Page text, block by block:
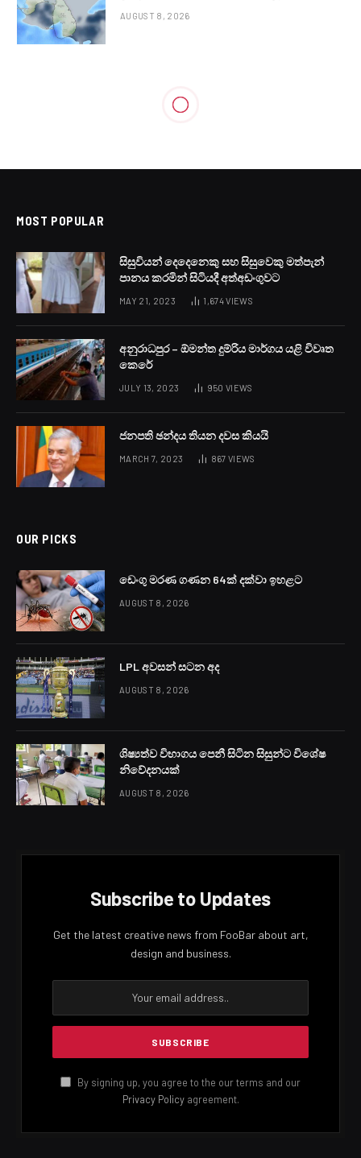
AUGUST 8, 2026
MOST POPULAR
සිසුවියන් දෙදෙනෙකු සහ සිසුවෙකු මත්පැන්
පානය කරමින් සිටියදී අත්අඩංගුවට
MAY 21, 2023 1,674VIEWS
අනුරාධපුර – ඕමන්ත දුම්රිය මාර්ගය යළි විවෘත
කෙරේ
JULY 13, 2023 950 VIEWS
ජනපති ඡන්දය තියන දවස කියයි
MARCH 7, 2023 867 VIEWS
OUR PICKS
ඩෙංගු මරණ ගණන 64ක් දක්වා ඉහළට
AUGUST 8, 2026
LPL අවසන් සටන අද
AUGUST 8, 2026
ශිෂ්‍යත්ව විභාගය පෙනී සිටින සිසුන්ට විශේෂ
නිවේදනයක්
AUGUST 8, 2026
Subscribe to Updates
Get the latest creative news from FooBar about art,
design and business.
By signing up, you agree to the our terms and our
Privacy Policyagreement.